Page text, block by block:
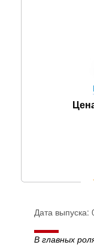
Дата выпуска:
В главных